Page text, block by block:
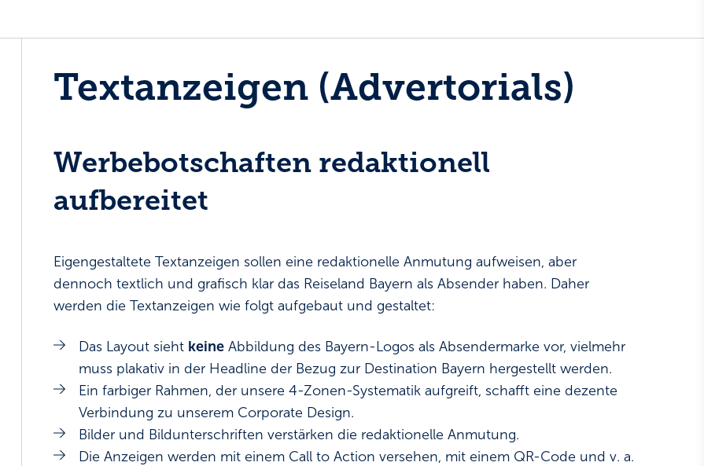
Textanzeigen (Advertorials)
Werbebotschaften redaktionell
aufbereitet
Eigengestaltete Textanzeigen sollen eine redaktionelle Anmutung aufweisen, aber
dennoch textlich und grafisch klar das Reiseland Bayern als Absender haben. Daher
werden die Textanzeigen wie folgt aufgebaut und gestaltet:
Das Layout sieht keine Abbildung des Bayern-Logos als Absendermarke vor, vielmehr
muss plakativ in der Headline der Bezug zur Destination Bayern hergestellt werden.
Ein farbiger Rahmen, der unsere 4-Zonen-Systematik aufgreift, schafft eine dezente
Verbindung zu unserem Corporate Design.
Bilder und Bildunterschriften verstärken die redaktionelle Anmutung.
Die Anzeigen werden mit einem Call to Action versehen, mit einem QR-Code und v. a.